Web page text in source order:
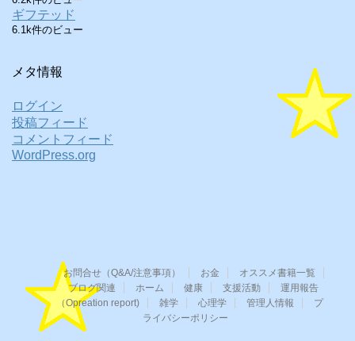
ギフテッド
6.1k件のビュー
メタ情報
ログイン
投稿フィード
コメントフィード
WordPress.org
お問合せ（Q&A/注意事項） お金
オススメ書籍一覧
ブログ関連
ホーム 健康 支援活動
運用報告
（Opreation report)
雑学 心理学 管理人情報
プ
ライバシーポリシー